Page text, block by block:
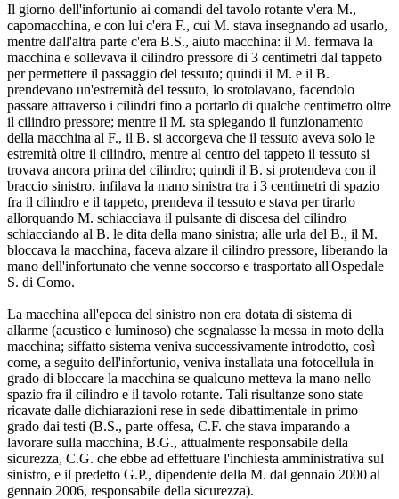
Il giorno dell'infortunio ai comandi del tavolo rotante v'era M.,
capomacchina, e con lui c'era F., cui M. stava insegnando ad usarlo,
mentre dall'altra parte c'era B.S., aiuto macchina: il M. fermava la
macchina e sollevava il cilindro pressore di 3 centimetri dal tappeto
per permettere il passaggio del tessuto; quindi il M. e il B.
prendevano un'estremità del tessuto, lo srotolavano, facendolo
passare attraverso i cilindri fino a portarlo di qualche centimetro oltre
il cilindro pressore; mentre il M. sta spiegando il funzionamento
della macchina al F., il B. si accorgeva che il tessuto aveva solo le
estremità oltre il cilindro, mentre al centro del tappeto il tessuto si
trovava ancora prima del cilindro; quindi il B. si protendeva con il
braccio sinistro, infilava la mano sinistra tra i 3 centimetri di spazio
fra il cilindro e il tappeto, prendeva il tessuto e stava per tirarlo
allorquando M. schiacciava il pulsante di discesa del cilindro
schiacciando al B. le dita della mano sinistra; alle urla del B., il M.
bloccava la macchina, faceva alzare il cilindro pressore, liberando la
mano dell'infortunato che venne soccorso e trasportato all'Ospedale
S. di Como.
La macchina all'epoca del sinistro non era dotata di sistema di
allarme (acustico e luminoso) che segnalasse la messa in moto della
macchina; siffatto sistema veniva successivamente introdotto, così
come, a seguito dell'infortunio, veniva installata una fotocellula in
grado di bloccare la macchina se qualcuno metteva la mano nello
spazio fra il cilindro e il tavolo rotante. Tali risultanze sono state
ricavate dalle dichiarazioni rese in sede dibattimentale in primo
grado dai testi (B.S., parte offesa, C.F. che stava imparando a
lavorare sulla macchina, B.G., attualmente responsabile della
sicurezza, C.G. che ebbe ad effettuare l'inchiesta amministrativa sul
sinistro, e il predetto G.P., dipendente della M. dal gennaio 2000 al
gennaio 2006, responsabile della sicurezza).